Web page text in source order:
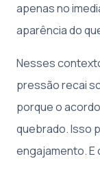
apenas no
aparência do
Nesses
pressão recai
porque o
quebrado. Isso
engajamento. E